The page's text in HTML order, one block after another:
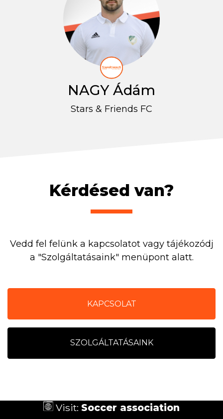
NAGY Ádám
Stars & Friends FC
Kérdésed van?
Vedd fel felünk a kapcsolatot vagy tájékozódj
a "Szolgáltatásaink" menüpont alatt.
KAPCSOLAT
SZOLGÁLTATÁSAINK
Visit: Soccer association